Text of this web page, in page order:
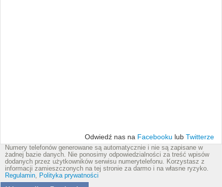
Odwiedź nas na Facebooku lub Twitterze
Numery telefonów generowane są automatycznie i nie są zapisane w
żadnej bazie danych. Nie ponosimy odpowiedzialności za treść wpisów
dodanych przez użytkowników serwisu numerytelefonu. Korzystasz z
informacji zamieszczonych na tej stronie za darmo i na własne ryzyko.
Regulamin, Polityka prywatności